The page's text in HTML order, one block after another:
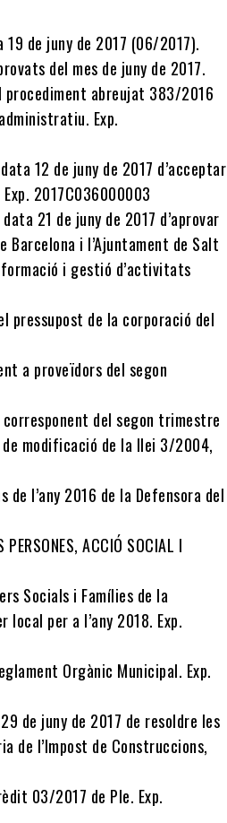
19 de juny de 2017 (06/2017).
del mes de juny de 2017.
procediment abreujat 383/2016
Exp.
12 de juny de 2017 d’acceptar
2017C036000003
21 de juny de 2017 d’aprovar
Barcelona i l’Ajuntament de Salt
i gestió d’activitats
pressupost de la corporació del
a proveïdors del segon
corresponent del segon trimestre
modificació de la llei 3/2004,
de l’any 2016 de la Defensora del
PERSONES, ACCIÓ SOCIAL I
Socials i Famílies de la
per a l’any 2018. Exp.
Orgànic Municipal. Exp.
de juny de 2017 de resoldre les
de l’Impost de Construccions,
03/2017 de Ple. Exp.